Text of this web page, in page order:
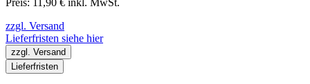
Preis: 11,90 € inkl. MwSt.
zzgl. Versand
Lieferfristen siehe hier
zzgl. Versand
Lieferfristen